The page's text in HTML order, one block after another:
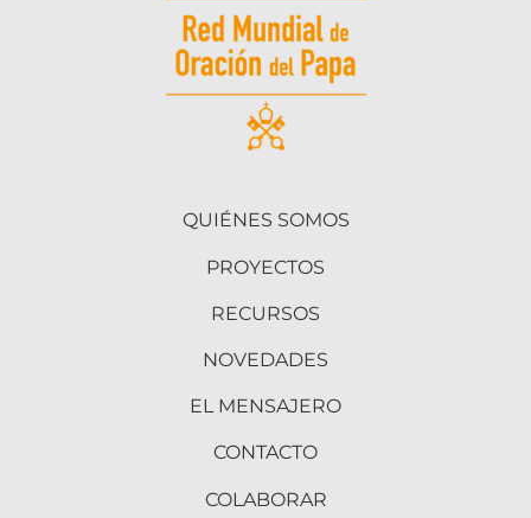
QUIÉNES SOMOS
PROYECTOS
RECURSOS
NOVEDADES
EL MENSAJERO
CONTACTO
COLABORAR